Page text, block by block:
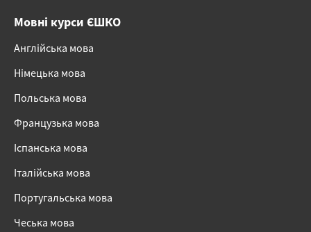
Мовні курси ЄШКО
Англійська мова
Німецька мова
Польська мова
Французька мова
Іспанська мова
Італійська мова
Португальська мова
Чеська мова